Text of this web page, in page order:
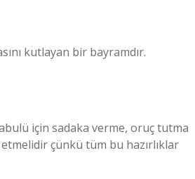
kutlayan bir bayramdır.
için sadaka verme, oruç tutma
çünkü tüm bu hazırlıklar